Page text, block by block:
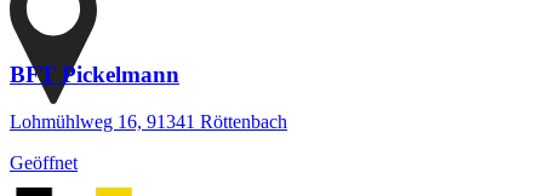
BFT Pickelmann
Lohmühlweg 16, 91341 Röttenbach
Geöffnet